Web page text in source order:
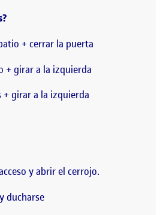
+ cerrar la puerta
+ girar a la izquierda
+ girar a la izquierda
y abrir el cerrojo.
ducharse